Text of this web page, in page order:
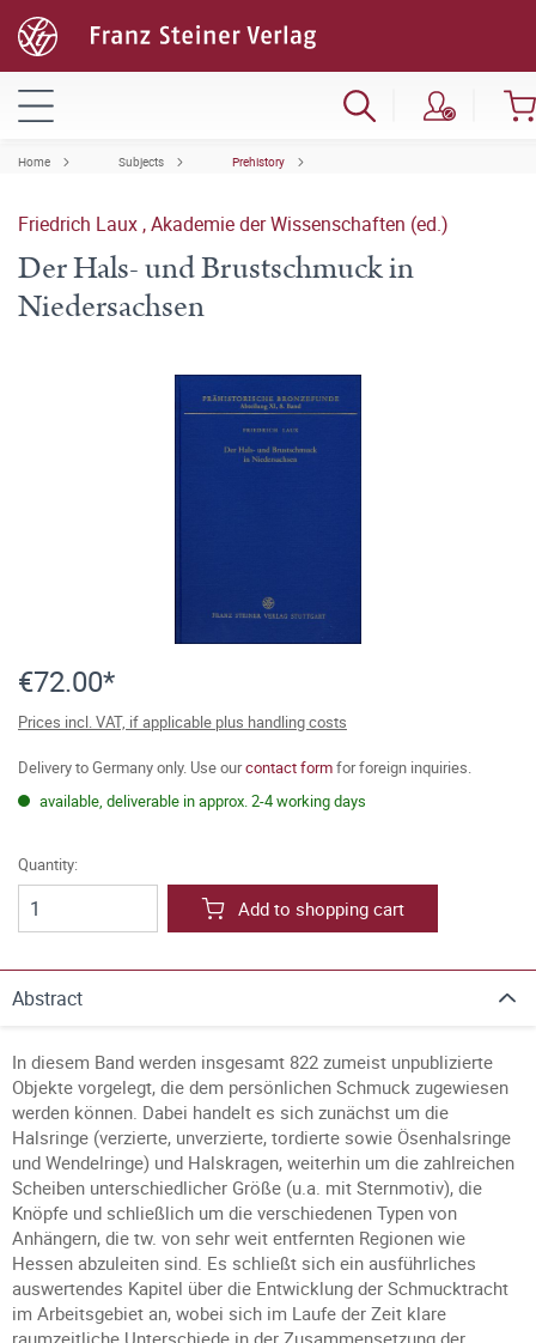
Home Subjects Prehistory
Friedrich Laux ,Akademie der Wissenschaften (ed.)
Der Hals- und Brustschmuck in
Niedersachsen
€72.00*
Prices incl. VAT, if applicable plus handling costs
Delivery to Germany only. Use ourcontact formfor foreign inquiries.
available, deliverable in approx. 2-4 working days
Quantity:
Add to shopping cart
Abstract
In diesem Band werden insgesamt 822 zumeist unpublizierte
Objekte vorgelegt, die dem persönlichen Schmuck zugewiesen
werden können. Dabei handelt es sich zunächst um die
Halsringe (verzierte, unverzierte, tordierte sowie Ösenhalsringe
und Wendelringe) und Halskragen, weiterhin um die zahlreichen
Scheiben unterschiedlicher Größe (u.a. mit Sternmotiv), die
Knöpfe und schließlich um die verschiedenen Typen von
Anhängern, die tw. von sehr weit entfernten Regionen wie
Hessen abzuleiten sind. Es schließt sich ein ausführliches
auswertendes Kapitel über die Entwicklung der Schmucktracht
im Arbeitsgebiet an, wobei sich im Laufe der Zeit klare
raumzeitliche Unterschiede in der Zusammensetzung der